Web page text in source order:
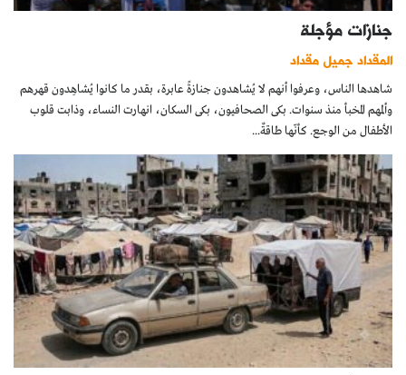
جنازات مؤجلة
المقداد جميل مقداد
شاهدها الناس، وعرفوا أنهم لا يُشاهدون جنازةً عابرة، بقدر ما كانوا يُشاهِدون قهرهم
وألمهم المخبأ منذ سنوات. بكى الصحافيون، بكى السكان، انهارت النساء، وذابت قلوب
الأطفال من الوجع. كأنّها طاقةٌ...